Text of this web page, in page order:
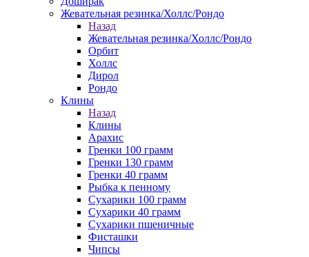
Жевательная резинка/Холлс/Рондо
Назад
Жевательная резинка/Холлс/Рондо
Орбит
Холлс
Дирол
Рондо
Клины
Назад
Клины
Арахис
Гренки 100 грамм
Гренки 130 грамм
Гренки 40 грамм
Рыбка к пенному
Сухарики 100 грамм
Сухарики 40 грамм
Сухарики пшеничные
Фисташки
Чипсы